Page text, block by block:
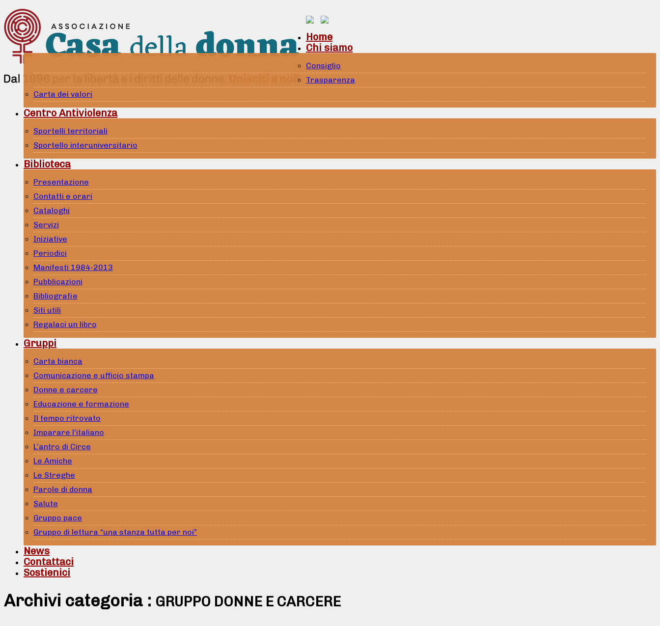
Home
Chi siamo
Consiglio
Trasparenza
Carta dei valori
Centro Antiviolenza
Sportelli territoriali
Sportello interuniversitario
Biblioteca
Presentazione
Contatti e orari
Cataloghi
Servizi
Iniziative
Periodici
Manifesti 1984-2013
Pubblicazioni
Bibliografie
Siti utili
Regalaci un libro
Gruppi
Carta bianca
Comunicazione e ufficio stampa
Donne e carcere
Educazione e formazione
Il tempo ritrovato
Imparare l’italiano
L’antro di Circe
Le Amiche
Le Streghe
Parole di donna
Salute
Gruppo pace
Gruppo di lettura “una stanza tutta per noi”
News
Contattaci
Sostienici
Archivi categoria : GRUPPO DONNE E CARCERE